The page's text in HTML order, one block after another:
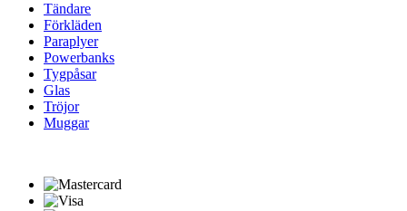
Tändare
Förkläden
Paraplyer
Powerbanks
Tygpåsar
Glas
Tröjor
Muggar